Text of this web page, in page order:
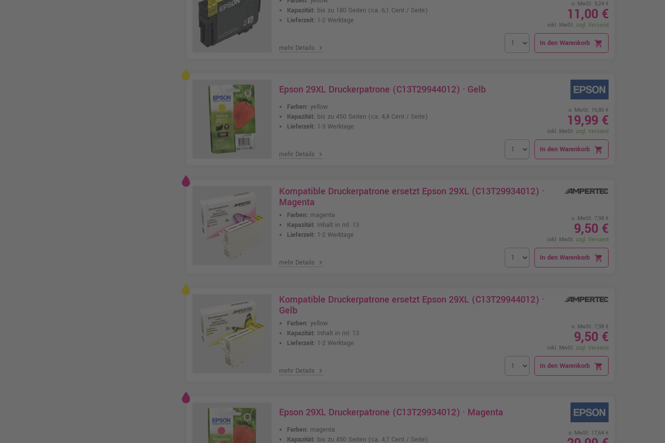
Kapazität: bis zu 180 Seiten (ca. 6,1 Cent / Seite)
Lieferzeit: 1-2 Werktage
mehr Details chevron_right
o. MwSt. 9,24 €
11,00 €
inkl. MwSt. zzgl. Versand
In den Warenkorb shopping_cart
Epson 29XL Druckerpatrone (C13T29944012) · Gelb
Farben: yellow
Kapazität: bis zu 450 Seiten (ca. 4,4 Cent / Seite)
Lieferzeit: 1-3 Werktage
mehr Details chevron_right
o. MwSt. 16,80 €
19,99 €
inkl. MwSt. zzgl. Versand
In den Warenkorb shopping_cart
Kompatible Druckerpatrone ersetzt Epson 29XL (C13T29934012) ·
Magenta
Farben: magenta
Kapazität: Inhalt in ml: 13
Lieferzeit: 1-2 Werktage
mehr Details chevron_right
o. MwSt. 7,98 €
9,50 €
inkl. MwSt. zzgl. Versand
In den Warenkorb shopping_cart
Kompatible Druckerpatrone ersetzt Epson 29XL (C13T29944012) ·
Gelb
Farben: yellow
Kapazität: Inhalt in ml: 13
Lieferzeit: 1-2 Werktage
mehr Details chevron_right
o. MwSt. 7,98 €
9,50 €
inkl. MwSt. zzgl. Versand
In den Warenkorb shopping_cart
Epson 29XL Druckerpatrone (C13T29934012) · Magenta
Farben: magenta
Kapazität: bis zu 450 Seiten (ca. 4,7 Cent / Seite)
o. MwSt. 17,64 €